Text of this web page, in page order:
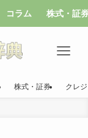
コラム 株式・証
株式・証券 クレ